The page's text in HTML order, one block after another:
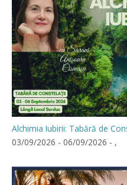
Alchimia Iubirii: Tabără de
03/09/2026 - 06/09/2026 - ,